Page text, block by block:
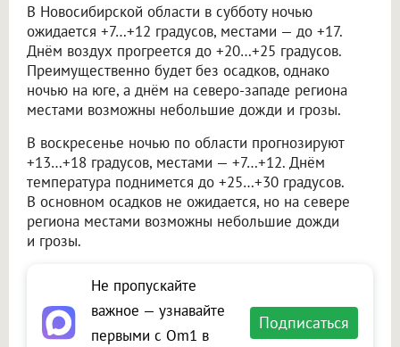
В Новосибирской области в субботу ночью
ожидается +7…+12 градусов, местами — до +17.
Днём воздух прогреется до +20…+25 градусов.
Преимущественно будет без осадков, однако
ночью на юге, а днём на северо-западе региона
местами возможны небольшие дожди и грозы.
В воскресенье ночью по области прогнозируют
+13…+18 градусов, местами — +7…+12. Днём
температура поднимется до +25…+30 градусов.
В основном осадков не ожидается, но на севере
региона местами возможны небольшие дожди
и грозы.
Не пропускайте
важное — узнавайте
первыми с Om1 в
Подписаться